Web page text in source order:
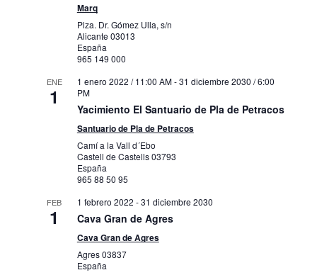
Marq
Plza. Dr. Gómez Ulla, s/n
Alicante 03013
España
965 149 000
ENE
1
1 enero 2022 / 11:00 AM-31 diciembre 2030 / 6:00
PM
Yacimiento El Santuario de Pla de Petracos
Santuario de Pla de Petracos
Camí a la Vall d´Ebo
Castell de Castells03793
España
965 88 50 95
FEB
1
1 febrero 2022 -31 diciembre 2030
Cava Gran de Agres
Cava Gran de Agres
Agres03837
España